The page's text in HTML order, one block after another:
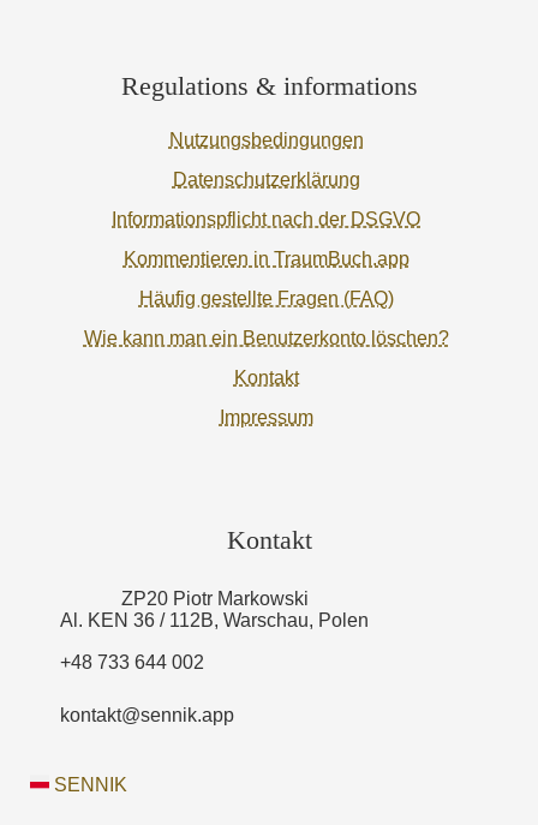
Regulations & informations
Nutzungsbedingungen
Datenschutzerklärung
Informationspflicht nach der DSGVO
Kommentieren in TraumBuch.app
Häufig gestellte Fragen (FAQ)
Wie kann man ein Benutzerkonto löschen?
Kontakt
Impressum
Kontakt
ZP20 Piotr Markowski
Al. KEN 36 / 112B, Warschau, Polen
+48 733 644 002
kontakt@sennik.app
SENNIK